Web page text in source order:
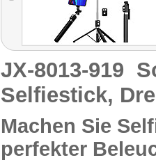
JX-8013-919
Selfiestick,
Machen Sie
perfekter